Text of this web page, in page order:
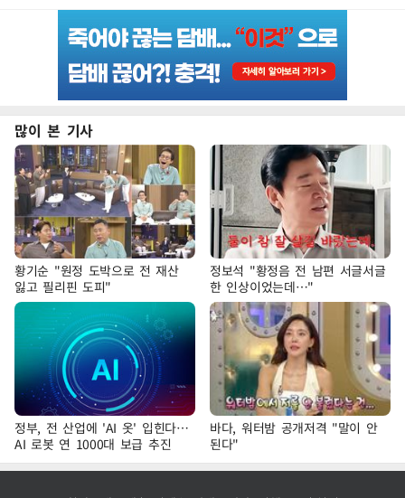
많이 본 기사
황기순 "원정 도박으로 전 재산
잃고 필리핀 도피"
정보석 "황정음 전 남편 서글서글
한 인상이었는데…"
정부, 전 산업에 'AI 옷' 입힌다…
AI 로봇 연 1000대 보급 추진
바다, 워터밤 공개저격 "말이 안
된다"